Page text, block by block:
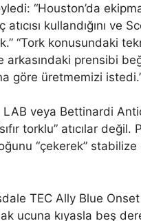
“Houston’da
​​atıcısı kullandığını
“Tork konusundaki
arkasındaki prensibi
göre üretmemizi
LAB veya Bettinardi
torklu” atıcılar
“çekerek”
TEC Ally Blue
ucuna kıyasla beş